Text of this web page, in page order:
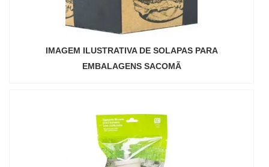
IMAGEM ILUSTRATIVA DE SOLAPAS PARA
EMBALAGENS SACOMÃ